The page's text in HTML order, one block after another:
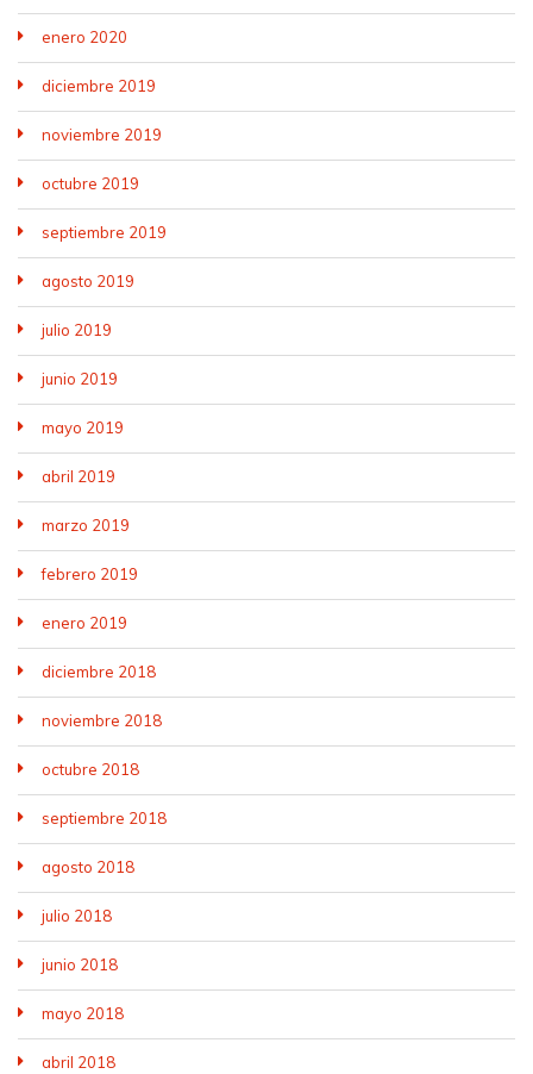
enero 2020
diciembre 2019
noviembre 2019
octubre 2019
septiembre 2019
agosto 2019
julio 2019
junio 2019
mayo 2019
abril 2019
marzo 2019
febrero 2019
enero 2019
diciembre 2018
noviembre 2018
octubre 2018
septiembre 2018
agosto 2018
julio 2018
junio 2018
mayo 2018
abril 2018